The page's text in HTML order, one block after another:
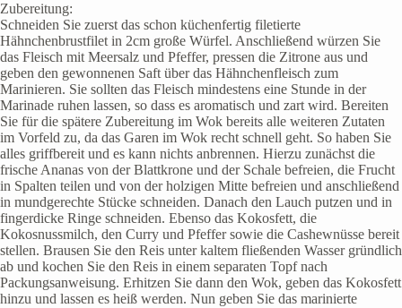
Zubereitung:
Schneiden Sie zuerst das schon küchenfertig filetierte
Hähnchenbrustfilet in 2cm große Würfel. Anschließend würzen Sie
das Fleisch mit Meersalz und Pfeffer, pressen die Zitrone aus und
geben den gewonnenen Saft über das Hähnchenfleisch zum
Marinieren. Sie sollten das Fleisch mindestens eine Stunde in der
Marinade ruhen lassen, so dass es aromatisch und zart wird. Bereiten
Sie für die spätere Zubereitung im Wok bereits alle weiteren Zutaten
im Vorfeld zu, da das Garen im Wok recht schnell geht. So haben Sie
alles griffbereit und es kann nichts anbrennen. Hierzu zunächst die
frische Ananas von der Blattkrone und der Schale befreien, die Frucht
in Spalten teilen und von der holzigen Mitte befreien und anschließend
in mundgerechte Stücke schneiden. Danach den Lauch putzen und in
fingerdicke Ringe schneiden. Ebenso das Kokosfett, die
Kokosnussmilch, den Curry und Pfeffer sowie die Cashewnüsse bereit
stellen. Brausen Sie den Reis unter kaltem fließenden Wasser gründlich
ab und kochen Sie den Reis in einem separaten Topf nach
Packungsanweisung. Erhitzen Sie dann den Wok, geben das Kokosfett
hinzu und lassen es heiß werden. Nun geben Sie das marinierte